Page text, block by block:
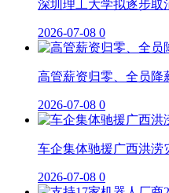
深圳理工大学拟逐步
2026-07-08 0
高管薪资归零、全员降
2026-07-08 0
车企集体驰援广西洪涝
2026-07-08 0